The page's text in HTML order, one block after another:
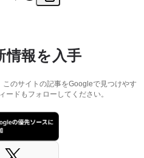
情報を入手
のサイトの記事をGoogleで見つけやす
ードもフォローしてください。